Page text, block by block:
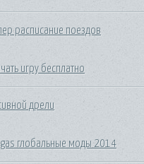
расписание поездов
игру бесплатно
дрели
глобальные моды 2014